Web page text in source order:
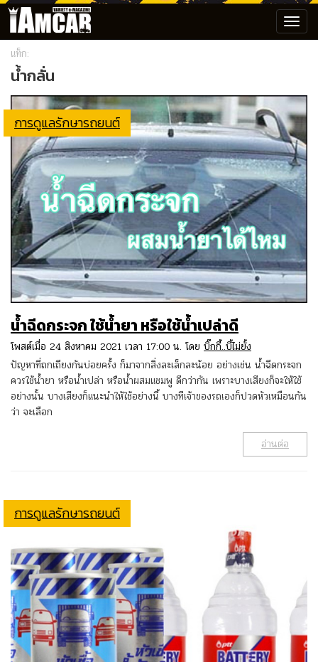
แท็ก:
น้ำกลั่น
การดูแลรักษารถยนต์
น้ำฉีดกระจก ใช้น้ำยา หรือใช้น้ำเปล่าดี
โพสต์เมื่อ 24 สิงหาคม 2021 เวลา 17:00 น. โดย บิ๊กกี้..บี้ไม่ยั้ง
ปัญหาที่ถกเถียงกันบ่อยครั้ง ก็มาจากสิ่งละเล็กละน้อย อย่างเช่น น้ำฉีดกระจก
ควรใช้น้ำยา หรือน้ำเปล่า หรือน้ำผสมแชมพู ดีกว่ากัน เพราะบางเสียงก็จะให้ใช้
อย่างนั้น บางเสียงก็แนะนำให้ใช้อย่างนี้ บางทีเจ้าของรถเองก็ปวดหัวเหมือนกัน
ว่า จะเลือก
อ่านต่อ
การดูแลรักษารถยนต์